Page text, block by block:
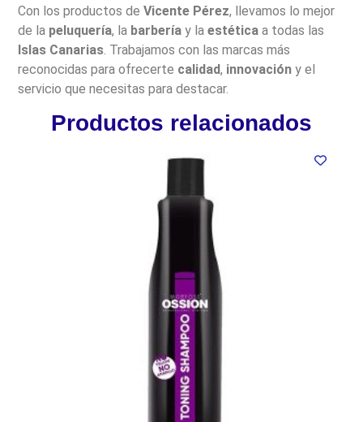
Con los productos deVicente Pérez, llevamos lo mejor
de la peluquería, la barbería y laestética a todas las
Islas Canarias. Trabajamos con las marcas más
reconocidas para ofrecerte calidad, innovación y el
servicio que necesitas para destacar.
Productos relacionados